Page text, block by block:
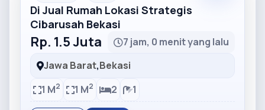
Di Jual Rumah Lokasi Strategis
Cibarusah Bekasi
Rp. 1.5 Juta
7 jam, 0 menit yang lalu
Jawa Barat,Bekasi
1 M2 1 M2 2 1